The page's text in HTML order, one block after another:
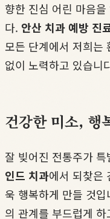
향한 진심 어린 마음
다. 안산 치과 예방 진
모든 단계에서 저희는
없이 노력하고 있습니
건강한 미소, 행
잘 빚어진 전통주가
인드 치과에서 되찾은
욱 행복하게 만들 것
의 관계를 부드럽게